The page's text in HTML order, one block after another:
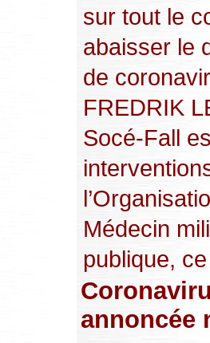
sur tout le
abaisser le
de
FREDRIK
Socé-Fall
Médecin
publique,
annoncée